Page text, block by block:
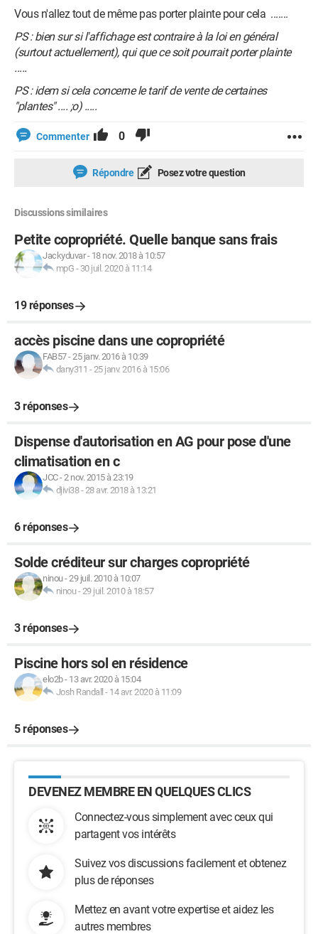
Vous n'allez tout de même pas porter plainte pour cela .......
PS : bien sur si l'affichage est contraire à la loi en général
(surtout actuellement), qui que ce soit pourrait porter plainte
.....
PS : idem si cela concerne le tarif de vente de certaines
"plantes" .... ;o) .....
Commenter 0
Répondre Posez votre question
Discussions similaires
Petite copropriété. Quelle banque sans frais
Jackyduvar- 18 nov. 2018 à 10:57
mpG - 30 juil. 2020 à 11:14
19 réponses
accès piscine dans une copropriété
FAB57-25 janv. 2016 à 10:39
dany311 -25 janv. 2016 à 15:06
3 réponses
Dispense d'autorisation en AG pour pose d'une
climatisation en c
JCC-2 nov. 2015 à 23:19
djivi38-28 avr. 2018 à 13:21
6 réponses
Solde créditeur sur charges copropriété
ninou-29 juil. 2010 à 10:07
ninou-29 juil. 2010 à 18:57
3 réponses
Piscine hors sol en résidence
elo2b- 13 avr. 2020 à 15:04
Josh Randall - 14 avr. 2020 à 11:09
5 réponses
DEVENEZ MEMBRE EN QUELQUES CLICS
Connectez-vous simplement avec ceux qui
partagent vos intérêts
Suivez vos discussions facilement et obtenez
plus de réponses
Mettez en avant votre expertise et aidez les
autres membres